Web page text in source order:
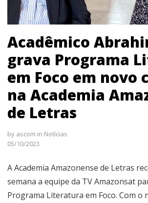
Acadêmico
grava Programa
em Foco em novo
na Academia
de Letras
by ascom in Notícias
05/10/2023
A Academia Amazonense de Letras
semana a equipe da TV Amazonsat
Programa Literatura em Foco. Com o